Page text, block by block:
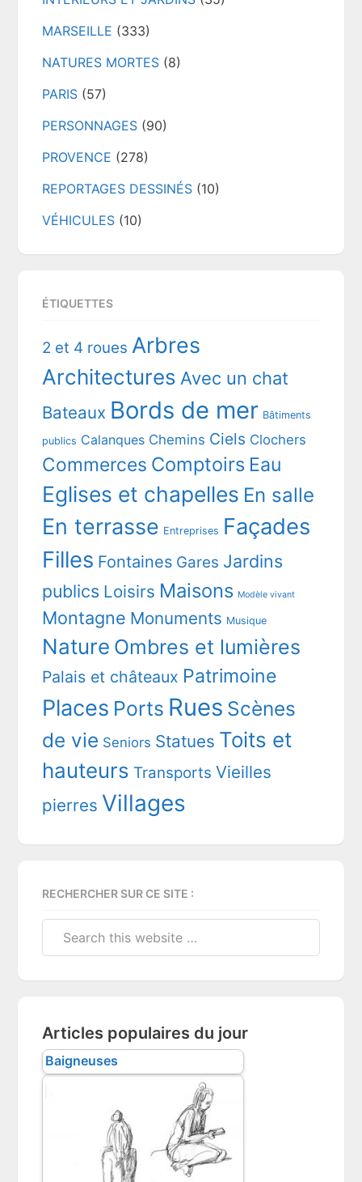
MARSEILLE (333)
NATURES MORTES (8)
PARIS (57)
PERSONNAGES (90)
PROVENCE (278)
REPORTAGES DESSINÉS (10)
VÉHICULES (10)
ÉTIQUETTES
2 et 4 roues Arbres
Architectures Avec un chat
Bateaux Bords de mer Bâtiments
publics Calanques Chemins Ciels Clochers
Commerces Comptoirs Eau
Eglises et chapelles En salle
En terrasse Entreprises Façades
Filles Fontaines Gares Jardins
publics Loisirs Maisons Modèle vivant
Montagne Monuments Musique
Nature Ombres et lumières
Palais et châteaux Patrimoine
Places Ports Rues Scènes
de vie Seniors Statues Toits et
hauteurs Transports Vieilles
pierres Villages
RECHERCHER SUR CE SITE :
Articles populaires du jour
Baigneuses